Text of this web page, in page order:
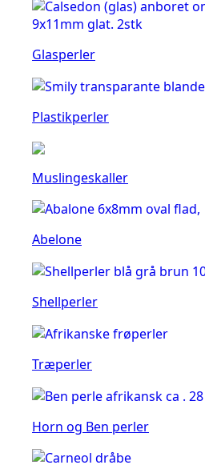
Glasperler
Plastikperler
Muslingeskaller
Abelone
Shellperler
Træperler
Horn og Ben perler